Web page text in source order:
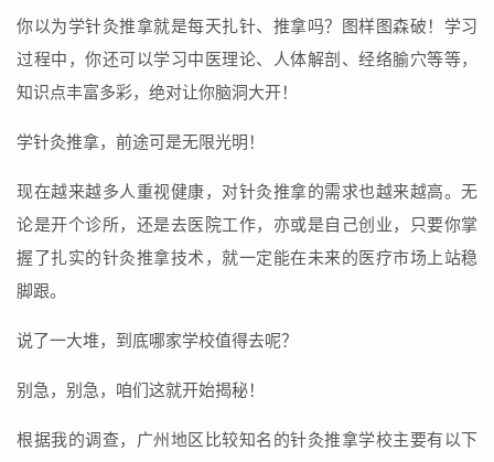
你以为学针灸推拿就是每天扎针、推拿吗？图样图森破！学习
过程中，你还可以学习中医理论、人体解剖、经络腧穴等等，
知识点丰富多彩，绝对让你脑洞大开！
学针灸推拿，前途可是无限光明！
现在越来越多人重视健康，对针灸推拿的需求也越来越高。无
论是开个诊所，还是去医院工作，亦或是自己创业，只要你掌
握了扎实的针灸推拿技术，就一定能在未来的医疗市场上站稳
脚跟。
说了一大堆，到底哪家学校值得去呢？
别急，别急，咱们这就开始揭秘！
根据我的调查，广州地区比较知名的针灸推拿学校主要有以下